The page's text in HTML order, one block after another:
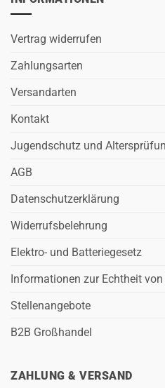
Vertrag widerrufen
Zahlungsarten
Versandarten
Kontakt
Jugendschutz und
AGB
Datenschutzerklärung
Widerrufsbelehrung
Elektro- und Batteriegesetz
Informationen zur Echtheit
Stellenangebote
B2B Großhandel
ZAHLUNG & VERSAND